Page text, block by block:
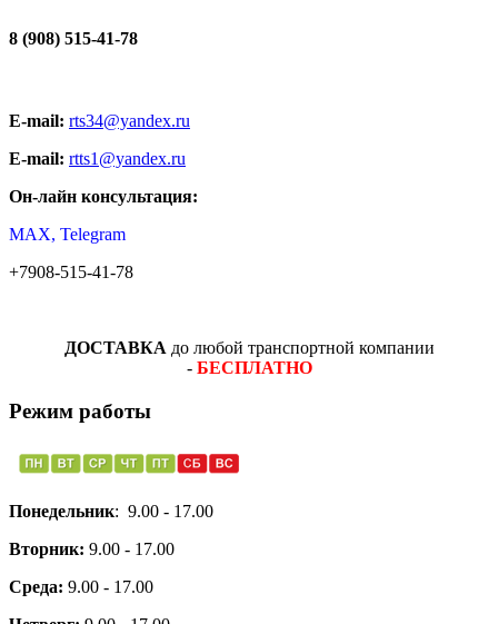
8 (908) 515-41-78
E-mail: rts34@yandex.ru
E-mail: rtts1@yandex.ru
Он-лайн консультация:
MAX, Telegram
+7908-515-41-78
ДОСТАВКА до любой транспортной компании
- БЕСПЛАТНО
Режим работы
Понедельник: 9.00 - 17.00
Вторник: 9.00 - 17.00
Среда: 9.00 - 17.00